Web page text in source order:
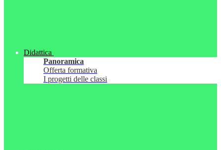
Didattica
Panoramica
Offerta formativa
I progetti delle classi